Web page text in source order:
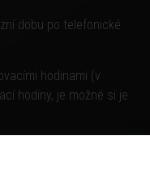
dobu po telefonické
hodinami (v
hodiny, je možné si je